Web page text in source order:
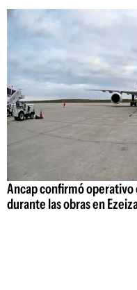
Ancap confirmó operativo
durante las obras en